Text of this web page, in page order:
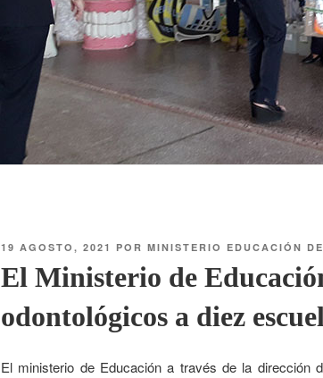
19 AGOSTO, 2021 POR MINISTERIO EDUCACIÓN
El Ministerio de
odontológicos a diez
El ministerio de Educación a través de la dirección